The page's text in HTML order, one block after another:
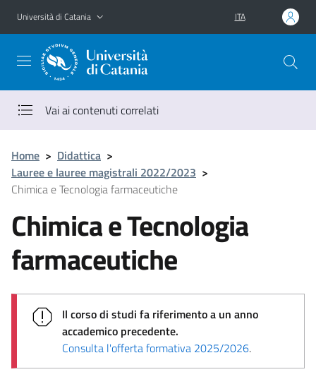
Vai al contenuto principale
Vai al menu di navigazione
Università di Catania ITA
Vai ai contenuti correlati
Home > Didattica >
Lauree e lauree magistrali 2022/2023 >
Chimica e Tecnologia farmaceutiche
Chimica e Tecnologia
farmaceutiche
Il corso di studi fa riferimento a un anno
accademico precedente.
Consulta l'offerta formativa 2025/2026.